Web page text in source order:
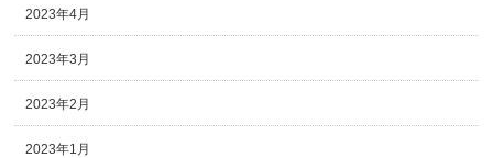
2023年4月
2023年3月
2023年2月
2023年1月